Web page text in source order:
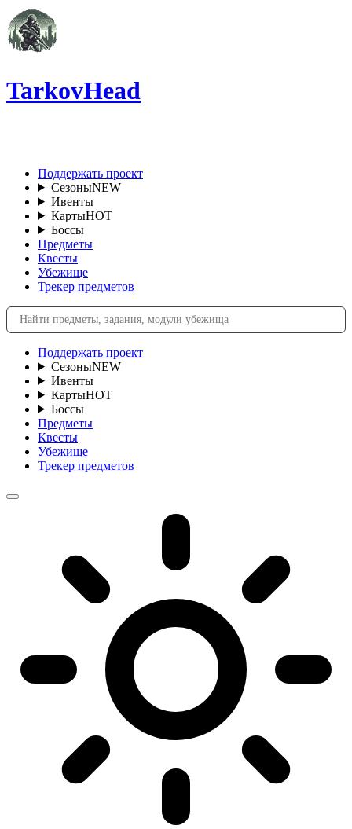
TarkovHead
Поддержать проект
СезоныNEW
Ивенты
КартыHOT
Боссы
Предметы
Квесты
Убежище
Трекер предметов
Поддержать проект
СезоныNEW
Ивенты
КартыHOT
Боссы
Предметы
Квесты
Убежище
Трекер предметов